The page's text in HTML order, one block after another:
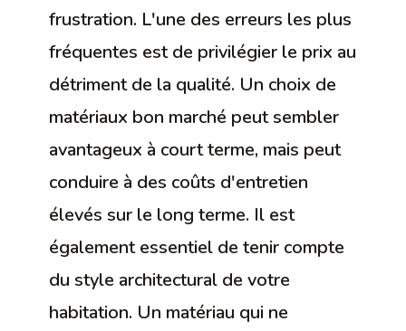
frustration. L'une des erreurs les plus
fréquentes est de privilégier le prix au
détriment de la qualité. Un choix de
matériaux bon marché peut sembler
avantageux à court terme, mais peut
conduire à des coûts d'entretien
élevés sur le long terme. Il est
également essentiel de tenir compte
du style architectural de votre
habitation. Un matériau qui ne